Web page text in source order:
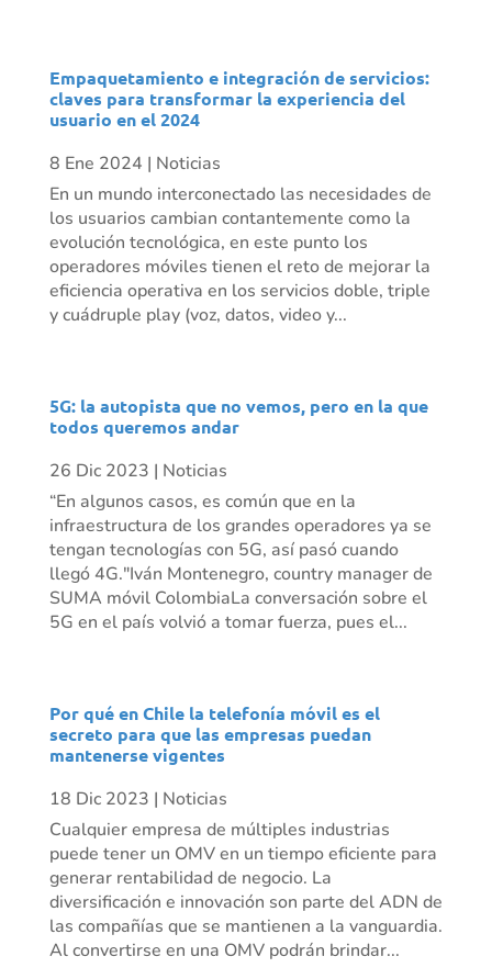
Empaquetamiento e integración de servicios:
claves para transformar la experiencia del
usuario en el 2024
8 Ene 2024 | Noticias
En un mundo interconectado las necesidades de
los usuarios cambian contantemente como la
evolución tecnológica, en este punto los
operadores móviles tienen el reto de mejorar la
eficiencia operativa en los servicios doble, triple
y cuádruple play (voz, datos, video y...
5G: la autopista que no vemos, pero en la que
todos queremos andar
26 Dic 2023 | Noticias
“En algunos casos, es común que en la
infraestructura de los grandes operadores ya se
tengan tecnologías con 5G, así pasó cuando
llegó 4G."Iván Montenegro, country manager de
SUMA móvil ColombiaLa conversación sobre el
5G en el país volvió a tomar fuerza, pues el...
Por qué en Chile la telefonía móvil es el
secreto para que las empresas puedan
mantenerse vigentes
18 Dic 2023 | Noticias
Cualquier empresa de múltiples industrias
puede tener un OMV en un tiempo eficiente para
generar rentabilidad de negocio. La
diversificación e innovación son parte del ADN de
las compañías que se mantienen a la vanguardia.
Al convertirse en una OMV podrán brindar...